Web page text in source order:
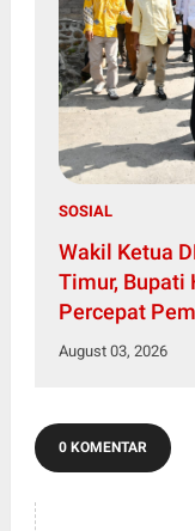
SOSIAL
Wakil Ketua
Timur, Bupati
Percepat
August 03, 2026
0 KOMENTAR